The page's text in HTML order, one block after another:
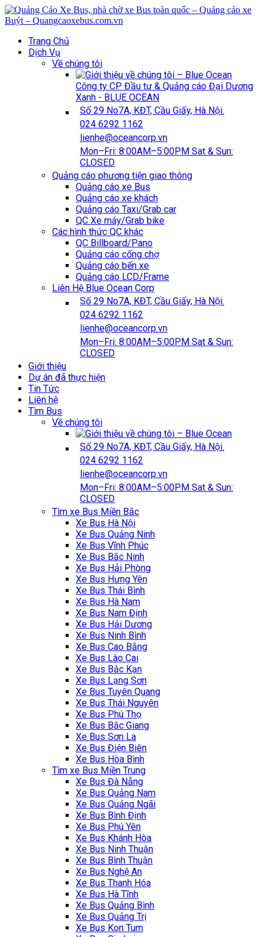
Trang Chủ
Dịch Vụ
Về chúng tôi
Công ty CP Đầu tư & Quảng cáo Đại Dương
Xanh - BLUE OCEAN
Số 29 No7A, KĐT, Cầu Giấy, Hà Nội.
024 6292 1162
lienhe@oceancorp.vn
Mon–Fri: 8:00AM–5:00PM Sat & Sun:
CLOSED
Quảng cáo phương tiện giao thông
Quảng cáo xe Bus
Quảng cáo xe khách
Quảng cáo Taxi/Grab car
QC Xe máy/Grab bike
Các hình thức QC khác
QC Billboard/Pano
Quảng cáo cổng chợ
Quảng cáo bến xe
Quảng cáo LCD/Frame
Liên Hệ Blue Ocean Corp
Số 29 No7A, KĐT, Cầu Giấy, Hà Nội.
024 6292 1162
lienhe@oceancorp.vn
Mon–Fri: 8:00AM–5:00PM Sat & Sun:
CLOSED
Giới thiệu
Dự án đã thực hiện
Tin Tức
Liên hệ
‎Tìm Bus
Về chúng tôi
Số 29 No7A, KĐT, Cầu Giấy, Hà Nội.
024 6292 1162
lienhe@oceancorp.vn
Mon–Fri: 8:00AM–5:00PM Sat & Sun:
CLOSED
‎Tìm xe Bus Miền Bắc
Xe Bus Hà Nội
Xe Bus Quảng Ninh
Xe Bus Vĩnh Phúc
Xe Bus Bắc Ninh
Xe Bus Hải Phòng
Xe Bus Hưng Yên
Xe Bus Thái Bình
Xe Bus Hà Nam
Xe Bus Nam Định
Xe Bus Hải Dương
Xe Bus Ninh Bình
Xe Bus Cao Bằng
Xe Bus Lào Cai
Xe Bus Bắc Kạn
Xe Bus Lạng Sơn
Xe Bus Tuyên Quang
Xe Bus Thái Nguyên
Xe Bus Phú Thọ
Xe Bus Bắc Giang
Xe Bus Sơn La
Xe Bus Điện Biên
Xe Bus Hòa Bình
‎Tìm xe Bus Miền Trung
Xe Bus Đà Nẵng
Xe Bus Quảng Nam
Xe Bus Quảng Ngãi
Xe Bus Bình Định
Xe Bus Phú Yên
Xe Bus Khánh Hòa
Xe Bus Ninh Thuận
Xe Bus Bình Thuận
Xe Bus Nghệ An
Xe Bus Thanh Hóa
Xe Bus Hà Tĩnh
Xe Bus Quảng Bình
Xe Bus Quảng Trị
Xe Bus Kon Tum